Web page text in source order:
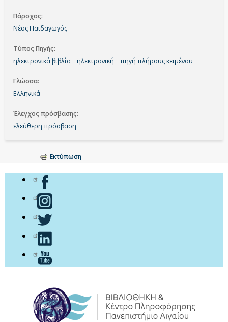
Πάροχος
Νέος Παιδαγωγός
Τύπος Πηγής
ηλεκτρονικά βιβλία
ηλεκτρονική πηγή πλήρους κειμένου
Γλώσσα
Ελληνικά
Έλεγχος πρόσβασης
ελεύθερη πρόσβαση
Εκτύπωση